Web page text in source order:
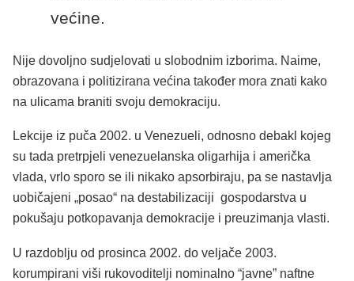
većine.
Nije dovoljno sudjelovati u slobodnim izborima. Naime,
obrazovana i politizirana većina također mora znati kako
na ulicama braniti svoju demokraciju.
Lekcije iz puča 2002. u Venezueli, odnosno debakl kojeg
su tada pretrpjeli venezuelanska oligarhija i američka
vlada, vrlo sporo se ili nikako apsorbiraju, pa se nastavlja
uobičajeni „posao“ na destabilizaciji gospodarstva u
pokušaju potkopavanja demokracije i preuzimanja vlasti.
U razdoblju od prosinca 2002. do veljače 2003.
korumpirani viši rukovoditelji nominalno “javne” naftne